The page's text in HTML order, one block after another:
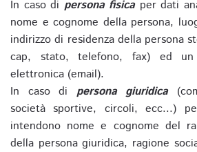
In caso di persona fisicaper dati
nome e cognome della persona,
indirizzo di residenza della persona
cap, stato, telefono, fax) ed
elettronica (email).
In caso di persona giuridica
società sportive, circoli, ecc...)
intendono nome e cognome del
della persona giuridica, ragione